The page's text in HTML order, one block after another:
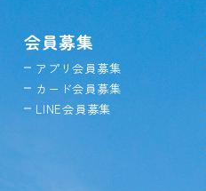
会員募集
アプリ会員募集
カード会員募集
LINE会員募集